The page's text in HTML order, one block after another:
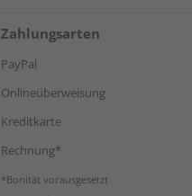
Zahlungsarten
PayPal
Onlineüberweisung
Kreditkarte
Rechnung*
*Bonität vorausgesetzt